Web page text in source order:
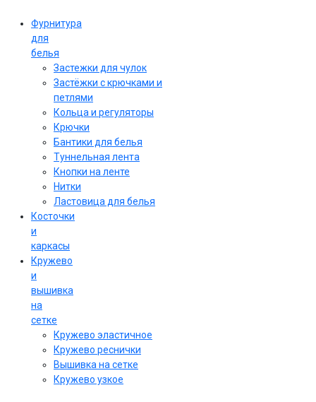
Фурнитура
для
белья
Застежки для чулок
Застёжки с крючками и
петлями
Кольца и регуляторы
Крючки
Бантики для белья
Туннельная лента
Кнопки на ленте
Нитки
Ластовица для белья
Косточки
и
каркасы
Кружево
и
вышивка
на
сетке
Кружево эластичное
Кружево реснички
Вышивка на сетке
Кружево узкое